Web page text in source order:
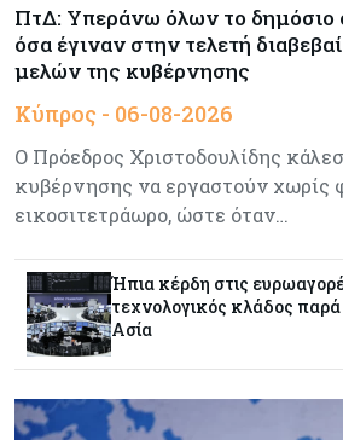
Τα νέα θωρηκτά των ΗΠΑ
όνομα του προέδρου Τραμπ
κοστίσουν $275 δισ.
Πώς οι Γάλλοι και ο ΑΔΜΗΕ
στην πρίζα
Κόσμος
Politico: Ο Τραμπ απειλεί
δασμούς αλλά η Ένωση «δεν
Μάζεψαν τις απώλειες τα
ΠτΔ: Υπεράνω όλων το
όσα έγιναν στην τελετή
μελών της κυβέρνησης
Κύπρος - 06-08-2026
Ο Πρόεδρος Χριστοδουλίδης
κυβέρνησης να εργαστούν χωρίς
εικοσιτετράωρο, ώστε όταν…
Ήπια κέρδη στις
τεχνολογικός κλάδος παρά
Ασία